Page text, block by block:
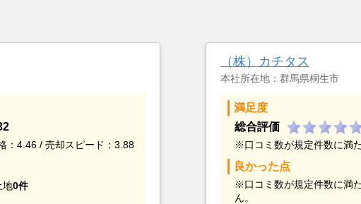
：4.46 / 売却スピード：3.88
地0件
（株）カチタス
本社所在地：群馬県桐生市
満足度
総合評価
※口コミ数が規定件数に満
良かった点
※口コミ数が規定件数に満
ん。